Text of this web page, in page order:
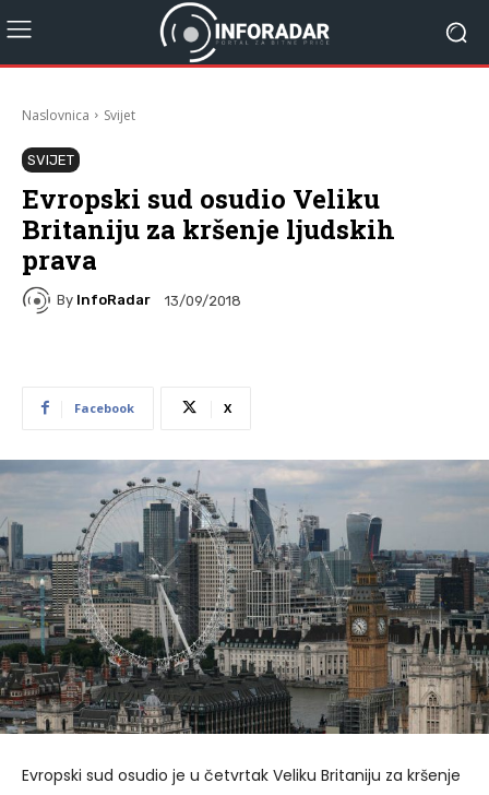
Naslovnica Svijet
SVIJET
Evropski sud osudio Veliku
Britaniju za kršenje ljudskih
prava
By InfoRadar 13/09/2018
Facebook X
Evropski sud osudio je u četvrtak Veliku Britaniju za kršenje